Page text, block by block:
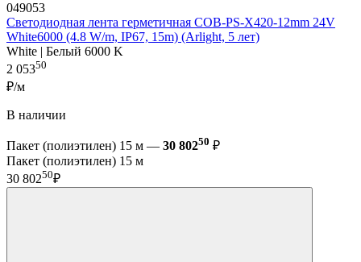
049053
Светодиодная лента герметичная COB-PS-X420-12mm 24V
White6000 (4.8 W/m, IP67, 15m) (Arlight, 5 лет)
White | Белый 6000 K
2 05350
₽/м
В наличии
Пакет (полиэтилен) 15 м — 30 80250 ₽
Пакет (полиэтилен) 15 м
30 80250₽